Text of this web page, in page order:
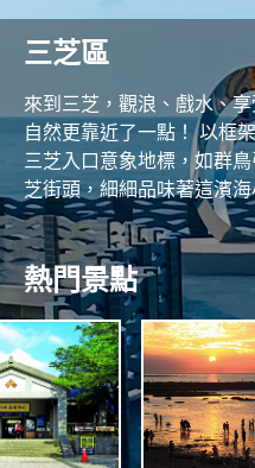
N O R T H
C
O
A
S
N
S
A
三芝區
來到三芝，觀浪、戲水、
自然更靠近了一點！ 以框
三芝入口意象地標，如群
芝街頭，細細品味著這濱
熱門景點